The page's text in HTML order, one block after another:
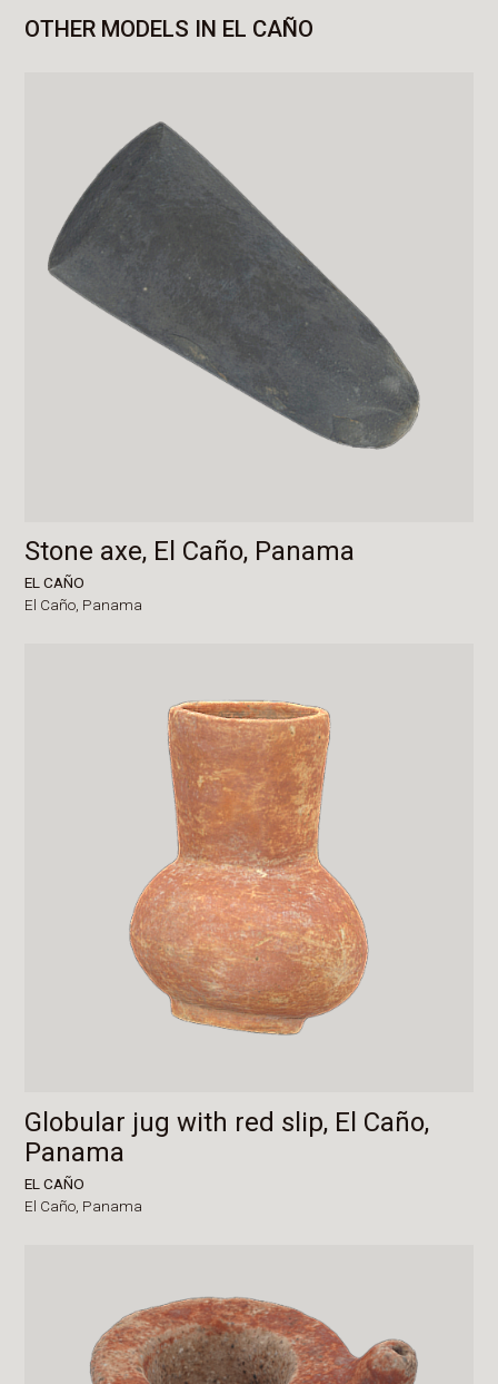
OTHER MODELS IN EL CAÑO
Stone axe, El Caño, Panama
EL CAÑO
El Caño, Panama
Globular jug with red slip, El Caño,
Panama
EL CAÑO
El Caño, Panama